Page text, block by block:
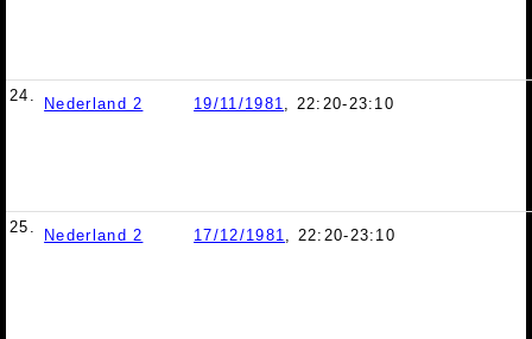
24. Nederland 2 19/11/1981, 22:20-23:10
25. Nederland 2 17/12/1981, 22:20-23:10